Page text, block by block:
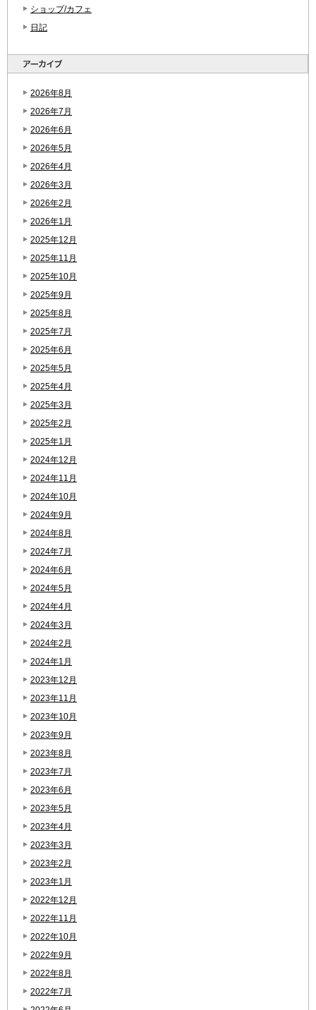
ショップ/カフェ
日記
2026年8月
2026年7月
2026年6月
2026年5月
2026年4月
2026年3月
2026年2月
2026年1月
2025年12月
2025年11月
2025年10月
2025年9月
2025年8月
2025年7月
2025年6月
2025年5月
2025年4月
2025年3月
2025年2月
2025年1月
2024年12月
2024年11月
2024年10月
2024年9月
2024年8月
2024年7月
2024年6月
2024年5月
2024年4月
2024年3月
2024年2月
2024年1月
2023年12月
2023年11月
2023年10月
2023年9月
2023年8月
2023年7月
2023年6月
2023年5月
2023年4月
2023年3月
2023年2月
2023年1月
2022年12月
2022年11月
2022年10月
2022年9月
2022年8月
2022年7月